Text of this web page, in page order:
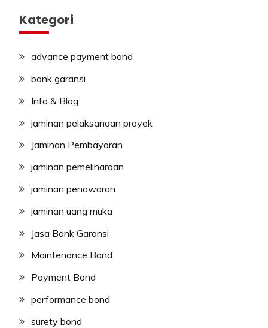
Kategori
advance payment bond
bank garansi
Info & Blog
jaminan pelaksanaan proyek
Jaminan Pembayaran
jaminan pemeliharaan
jaminan penawaran
jaminan uang muka
Jasa Bank Garansi
Maintenance Bond
Payment Bond
performance bond
surety bond